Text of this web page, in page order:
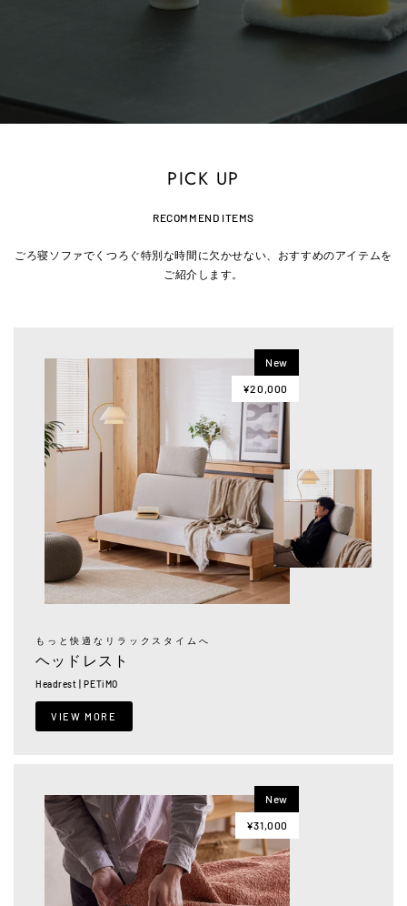
PICK UP
RECOMMEND ITEMS
ごろ寝ソファでくつろぐ特別な時間に欠かせない、おすすめのアイテムを
ご紹介します。
もっと快適なリラックスタイムへ
ヘッドレスト
Headrest | PETiMO
VIEW MORE
New
¥20,000
New
¥31,000